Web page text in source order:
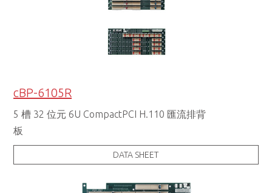
cBP-6105R
5 槽 32 位元 6U CompactPCI H.110 匯流排背
板
DATA SHEET